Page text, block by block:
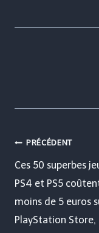
Navigation
de
l’article
PRÉCÉDENT
Ces 50 superbes
PS4 et PS5
moins de 5 euros
PlayStation Store,